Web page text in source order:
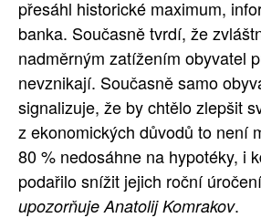
RUBRIKY
PLNÁ VERZE STRÁNEK
přesáhl historické maximum,
banka. Současně tvrdí, že
nadměrným zatížením obyvatel
nevznikají. Současně samo
signalizuje, že by chtělo zlepšit
z ekonomických důvodů to není
80 % nedosáhne na hypotéky, i
podařilo snížit jejich roční
upozorňuje Anatolij Komrakov.